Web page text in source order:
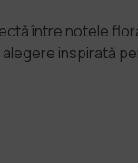
între notele
inspirată